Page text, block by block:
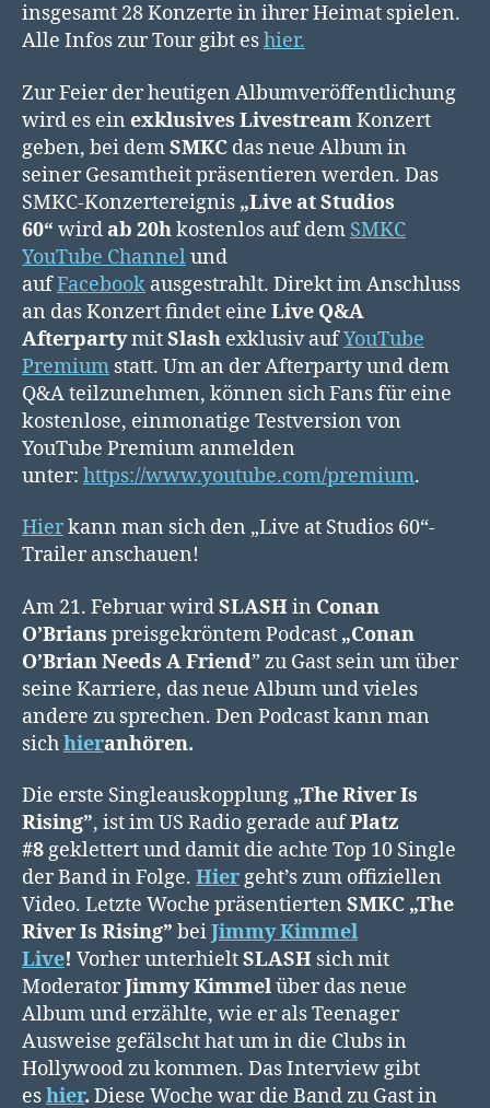
insgesamt 28 Konzerte in ihrer Heimat spielen.
Alle Infos zur Tour gibt eshier.
Zur Feier der heutigen Albumveröffentlichung
wird es ein exklusives LivestreamKonzert
geben, bei demSMKC das neue Album in
seiner Gesamtheit präsentieren werden. Das
SMKC-Konzertereignis „Live at Studios
60“ wird ab 20hkostenlos auf dem SMKC
YouTube Channelund
aufFacebook ausgestrahlt. Direkt im Anschluss
an das Konzert findet eine Live Q&A
AfterpartymitSlash exklusiv aufYouTube
Premium statt. Um an der Afterparty und dem
Q&A teilzunehmen, können sich Fans für eine
kostenlose, einmonatige Testversion von
YouTube Premium anmelden
unter: https://www.youtube.com/premium.
Hierkann man sich den „Live at Studios 60“-
Trailer anschauen!
Am 21. Februar wirdSLASHin Conan
O’Brians preisgekröntem Podcast „Conan
O’Brian Needs A Friend” zu Gast sein um über
seine Karriere, das neue Album und vieles
andere zu sprechen. Den Podcast kann man
sichhieranhören.
Die erste Singleauskopplung „The River Is
Rising”, ist im US Radio gerade aufPlatz
#8geklettert und damit die achte Top 10 Single
der Band in Folge. Hiergeht’s zum offiziellen
Video. Letzte Woche präsentierten SMKC „The
River Is Rising” beiJimmy Kimmel
Live! Vorher unterhieltSLASH sich mit
ModeratorJimmy Kimmelüber das neue
Album und erzählte, wie er als Teenager
Ausweise gefälscht hat um in die Clubs in
Hollywood zu kommen. Das Interview gibt
eshier. Diese Woche war die Band zu Gast in